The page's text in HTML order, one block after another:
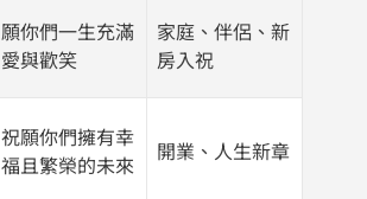
願你們一生充滿
愛與歡笑
家庭、伴侶、新
房入祝
祝願你們擁有幸
福且繁榮的未來
開業、人生新章